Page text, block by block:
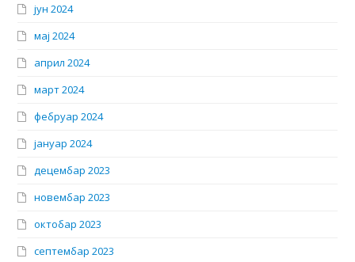
јун 2024
мај 2024
април 2024
март 2024
фебруар 2024
јануар 2024
децембар 2023
новембар 2023
октобар 2023
септембар 2023